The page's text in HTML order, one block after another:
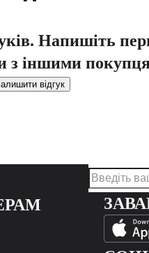
Напишіть
з іншими
відгук